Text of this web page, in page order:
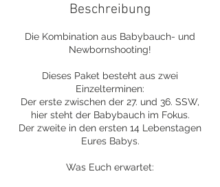
Beschreibung
Die Kombination aus Babybauch- und
Newbornshooting!
Dieses Paket besteht aus zwei
Einzelterminen:
Der erste zwischen der 27. und 36. SSW,
hier steht der Babybauch im Fokus.
Der zweite in den ersten 14 Lebenstagen
Eures Babys.
Was Euch erwartet: